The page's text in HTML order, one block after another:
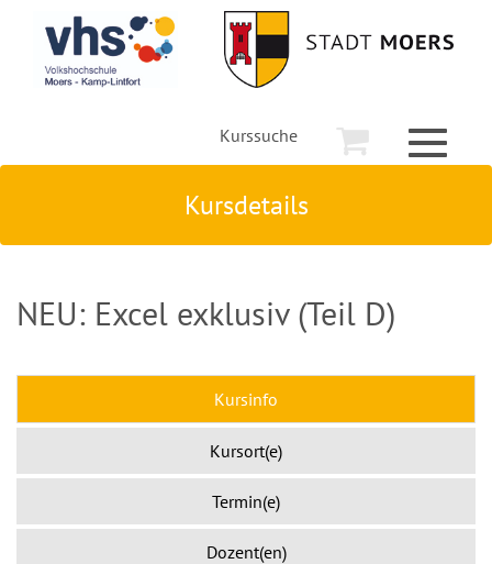
Kurssuche
Toggle
Kursdetails
NEU: Excel exklusiv (Teil D)
Kursinfo
Kursort(e)
Termin(e)
Dozent(en)